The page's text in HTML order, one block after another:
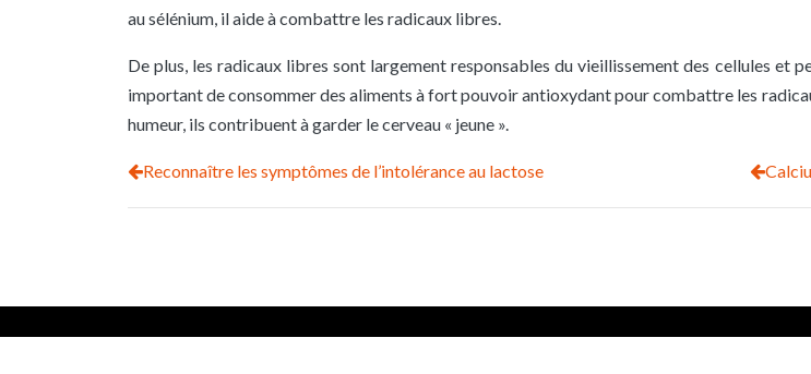
au sélénium, il aide à combattre les radicaux libres.
De plus, les radicaux libres sont largement responsables du vieillissement des cellules et
important de consommer des aliments à fort pouvoir antioxydant pour combattre les
humeur, ils contribuent à garder le cerveau « jeune ».
Reconnaître les symptômes de l’intolérance au lactose
Toutes les astuces bien-